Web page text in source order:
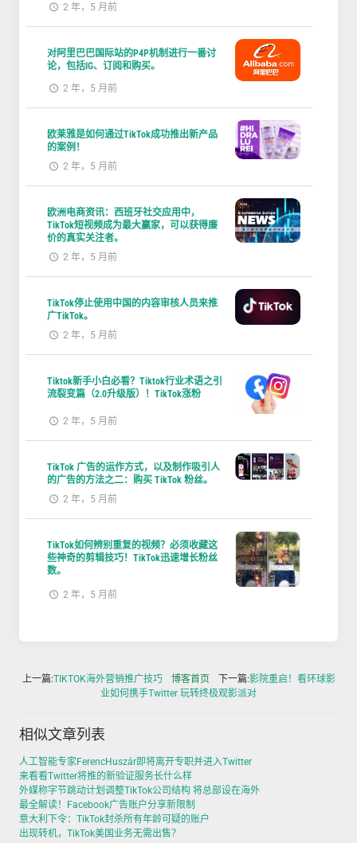
2 年，5 月前
对阿里巴巴国际站的P4P机制进行一番讨
论，包括IG、订阅和购买。
2 年，5 月前
欧莱雅是如何通过TikTok成功推出新产品
的案例！
2 年，5 月前
欧洲电商资讯：西班牙社交应用中，
TikTok短视频成为最大赢家，可以获得廉
价的真实关注者。
2 年，5 月前
TikTok停止使用中国的内容审核人员来推
广TikTok。
2 年，5 月前
Tiktok新手小白必看？Tiktok行业术语之引
流裂变篇（2.0升级版）！TikTok涨粉
2 年，5 月前
TikTok 广告的运作方式，以及制作吸引人
的广告的方法之二：购买 TikTok 粉丝。
2 年，5 月前
TikTok如何辨别重复的视频？必须收藏这
些神奇的剪辑技巧！TikTok迅速增长粉丝
数。
2 年，5 月前
上一篇:TIKTOK海外营销推广技巧 博客首页 下一篇:影院重启！看环球影
业如何携手Twitter 玩转终极观影派对
相似文章列表
人工智能专家FerencHuszár即将离开专职并进入Twitter
来看看Twitter将推的新验证服务长什么样
外媒称字节跳动计划调整TikTok公司结构 将总部设在海外
最全解读！Facebook广告账户分享新限制
意大利下令：TikTok封杀所有年龄可疑的账户
出现转机，TikTok美国业务无需出售？